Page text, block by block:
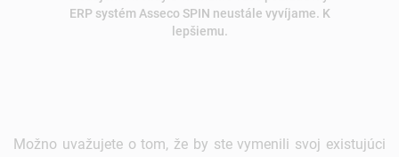
ERP systém Asseco SPIN neustále vyvíjame. K
lepšiemu.
Možno uvažujete o tom, že by ste vymenili svoj existujúci